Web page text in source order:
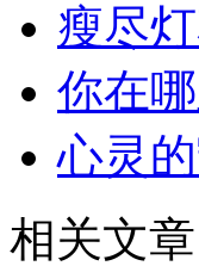
瘦尽
你在
心灵
相关文章